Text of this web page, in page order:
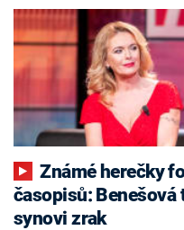
Známé herečky fotily do pánských
časopisů:
synovi zrak